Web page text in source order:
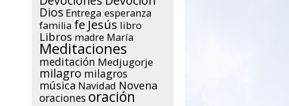
Dios Entrega esperanza
familia fe Jesús libro
Libros madre María
Meditaciones
meditación Medjugorje
milagro milagros
música Navidad Novena
oraciones oración